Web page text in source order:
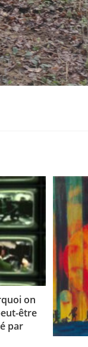
on
être
par